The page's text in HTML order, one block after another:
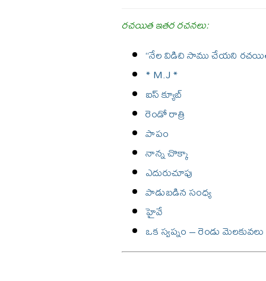
రచయిత ఇతర రచనలు:
“నేల విడిచి సాము చేయని
* M.J *
ఐస్ క్యూబ్
రెండో రాత్రి
పాపం
నాన్న చొక్కా
ఎదురుచూపు
పాడుబడిన సంధ్య
హైవే
ఒక స్వప్నం – రెండు మెలకువలు